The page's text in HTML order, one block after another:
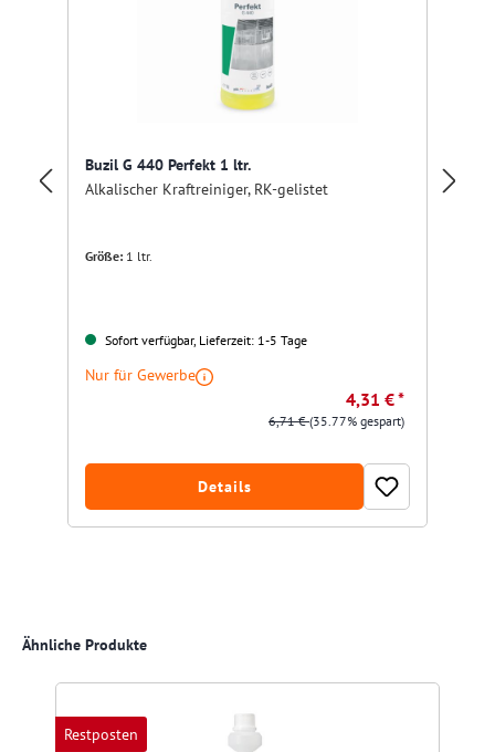
Buzil G 440 Perfekt 1 ltr.
Alkalischer Kraftreiniger, RK-gelistet
Größe: 1 ltr.
Sofort verfügbar, Lieferzeit: 1-5 Tage
Nur für Gewerbe
4,31 € *
6,71 €(35.77% gespart)
Details
Produktgalerie überspringen
Ähnliche Produkte
Restposten